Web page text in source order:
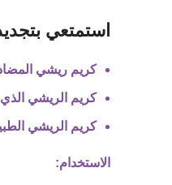
استمتعي
كريم ريشي
كريم الريشي
كريم الريشي
الاستخدام: